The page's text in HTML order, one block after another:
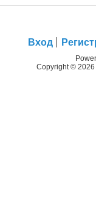
Вход
Copyright © 2026